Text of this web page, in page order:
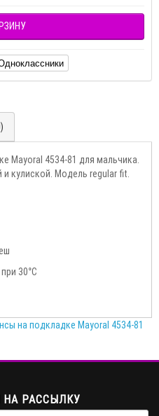
Mayoral 4534-81 для мальчика.
кулиской. Модель regular fit.
30°С
на подкладке Mayoral 4534-81
НА РАССЫЛКУ